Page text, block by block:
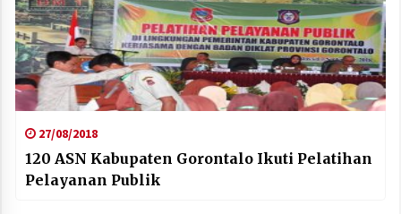
27/08/2018
120 ASN Kabupaten Gorontalo Ikuti Pelatihan
Pelayanan Publik